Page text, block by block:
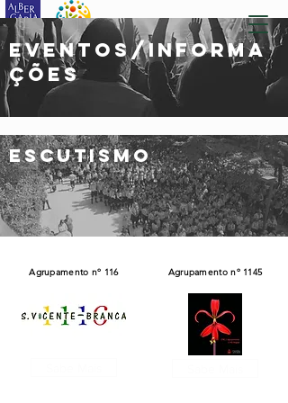
eVENTOS/informa
ções
escutismo
Agrupamento nº 116 Agrupamento nº 1145